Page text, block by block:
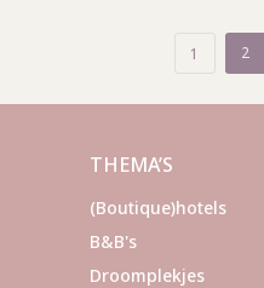
Berichten
paginering
1 2
THEMA’S
(Boutique)hotels
B&B's
Droomplekjes